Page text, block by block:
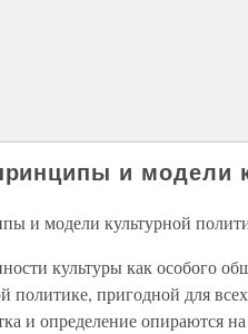
и модели
и модели культурной
культуры как особого
политике, пригодной для
и определение опираются